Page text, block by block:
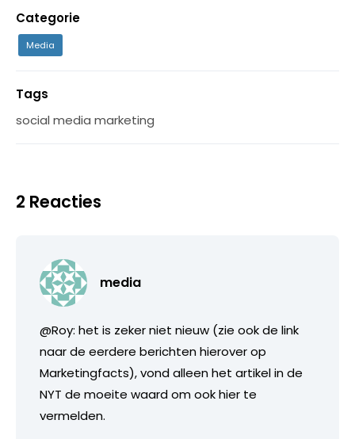
Categorie
Media
Tags
social media marketing
2 Reacties
media
@Roy: het is zeker niet nieuw (zie ook de link
naar de eerdere berichten hierover op
Marketingfacts), vond alleen het artikel in de
NYT de moeite waard om ook hier te
vermelden.